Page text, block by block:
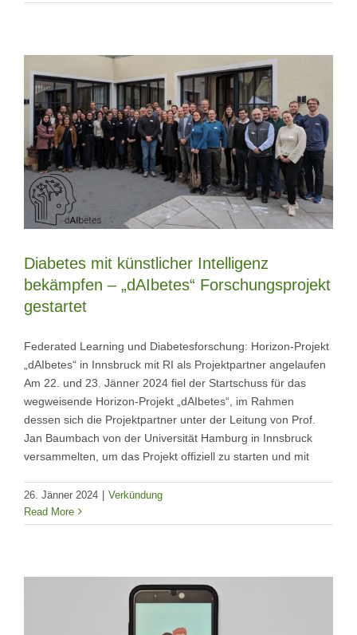
Diabetes mit künstlicher Intelligenz
bekämpfen – „dAIbetes“ Forschungsprojekt
gestartet
Federated Learning und Diabetesforschung: Horizon-Projekt
„dAIbetes“ in Innsbruck mit RI als Projektpartner angelaufen
Am 22. und 23. Jänner 2024 fiel der Startschuss für das
wegweisende Horizon-Projekt „dAIbetes“, im Rahmen
dessen sich die Projektpartner unter der Leitung von Prof.
Jan Baumbach von der Universität Hamburg in Innsbruck
versammelten, um das Projekt offiziell zu starten und mit
26. Jänner 2024 | Verkündung
Read More